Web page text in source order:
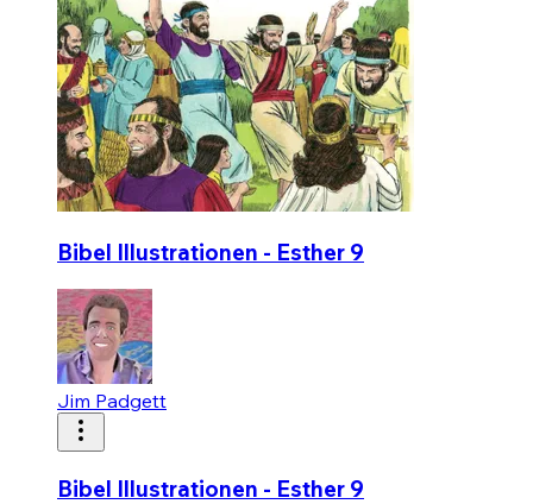
Bibel Illustrationen - Esther 9
Jim Padgett
Bibel Illustrationen - Esther 9